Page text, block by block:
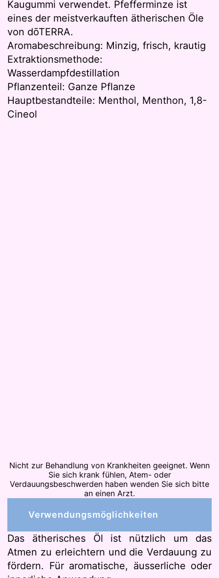
Kaugummi verwendet. Pfefferminze ist
eines der meistverkauften ätherischen Öle
von dōTERRA.
Aromabeschreibung: Minzig, frisch, krautig
Extraktionsmethode:
Wasserdampfdestillation
Pflanzenteil: Ganze Pflanze
Hauptbestandteile: Menthol, Menthon, 1,8-
Cineol
Nicht zur Behandlung von Krankheiten geeignet. Wenn
Sie sich krank fühlen, Atem- oder
Verdauungsbeschwerden haben wenden Sie sich bitte
an einen Arzt.
Verwendungsmöglichkeiten
Das ätherisches Öl ist nützlich um das
Atmen zu erleichtern und die Verdauung zu
fördern. Für aromatische, äusserliche oder